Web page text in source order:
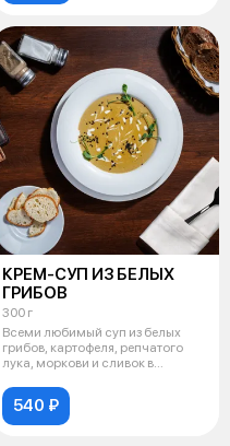
КРЕМ-СУП ИЗ БЕЛЫХ
ГРИБОВ
300 г
Всеми любимый суп из белых
грибов, картофеля, репчатого
лука, моркови и сливок в
540 ₽